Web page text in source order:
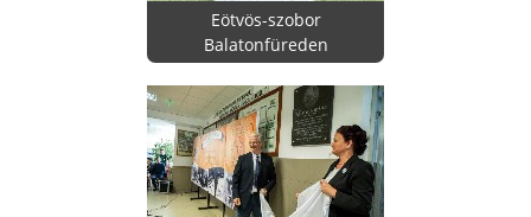
Eötvös-szobor
Balatonfüreden